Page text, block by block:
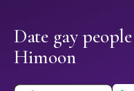
Date gay
Himoon